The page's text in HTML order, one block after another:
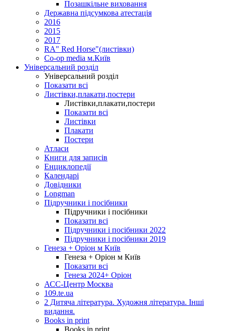
Позашкільне виховання
Державна підсумкова атестація
2016
2015
2017
RA" Red Horse"(листівки)
Co-op media м.Київ
Універсальний розділ
Універсальний розділ
Показати всі
Листівки,плакати,постери
Листівки,плакати,постери
Показати всі
Листівки
Плакати
Постери
Атласи
Книги для записів
Енциклопедії
Календарі
Довідники
Longman
Підручники і посібники
Підручники і посібники
Показати всі
Підручники і посібники 2022
Підручники і посібники 2019
Генеза + Оріон м Київ
Генеза + Оріон м Київ
Показати всі
Генеза 2024+ Оріон
АСС-Центр Москва
109.te.ua
2 Дитяча література. Художня література. Інші
видання.
Books in print
Books in print